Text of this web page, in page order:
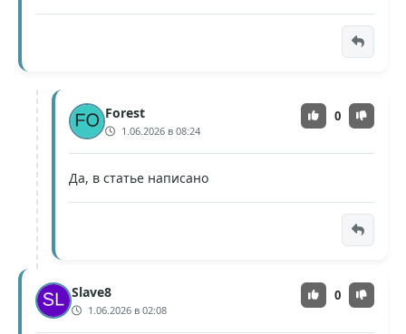
Forest
1.06.2026 в 08:24
0
Да, в статье написано
Slave8
1.06.2026 в 02:08
0